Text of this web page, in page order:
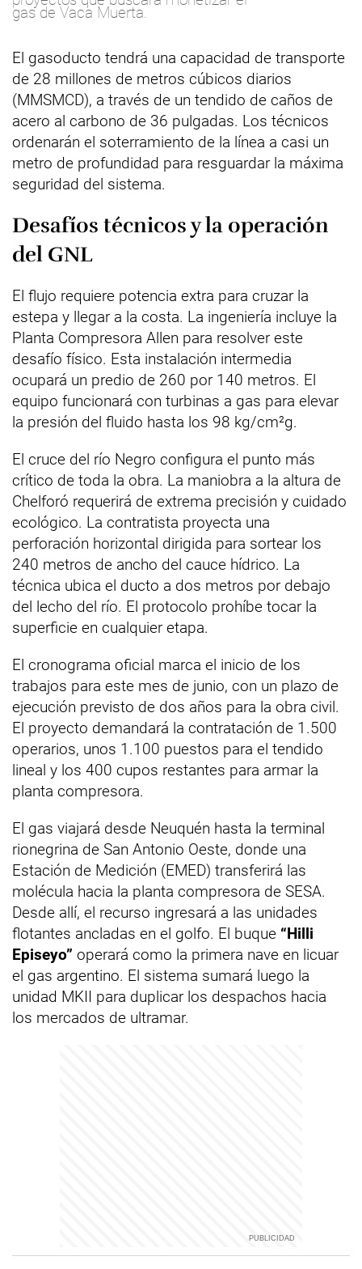
gas de Vaca Muerta.
El gasoducto tendrá una capacidad de transporte
de 28 millones de metros cúbicos diarios
(MMSMCD), a través de un tendido de caños de
acero al carbono de 36 pulgadas. Los técnicos
ordenarán el soterramiento de la línea a casi un
metro de profundidad para resguardar la máxima
seguridad del sistema.
Desafíos técnicos y la operación
del GNL
El flujo requiere potencia extra para cruzar la
estepa y llegar a la costa. La ingeniería incluye la
Planta Compresora Allen para resolver este
desafío físico. Esta instalación intermedia
ocupará un predio de 260 por 140 metros. El
equipo funcionará con turbinas a gas para elevar
la presión del fluido hasta los 98 kg/cm²g.
El cruce del río Negro configura el punto más
crítico de toda la obra. La maniobra a la altura de
Chelforó requerirá de extrema precisión y cuidado
ecológico. La contratista proyecta una
perforación horizontal dirigida para sortear los
240 metros de ancho del cauce hídrico. La
técnica ubica el ducto a dos metros por debajo
del lecho del río. El protocolo prohíbe tocar la
superficie en cualquier etapa.
El cronograma oficial marca el inicio de los
trabajos para este mes de junio, con un plazo de
ejecución previsto de dos años para la obra civil.
El proyecto demandará la contratación de 1.500
operarios, unos 1.100 puestos para el tendido
lineal y los 400 cupos restantes para armar la
planta compresora.
El gas viajará desde Neuquén hasta la terminal
rionegrina de San Antonio Oeste, donde una
Estación de Medición (EMED) transferirá las
molécula hacia la planta compresora de SESA.
Desde allí, el recurso ingresará a las unidades
flotantes ancladas en el golfo. El buque “Hilli
Episeyo” operará como la primera nave en licuar
el gas argentino. El sistema sumará luego la
unidad MKII para duplicar los despachos hacia
los mercados de ultramar.